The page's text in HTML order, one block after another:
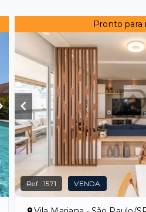
Pronto para
Ref.:1571 VENDA